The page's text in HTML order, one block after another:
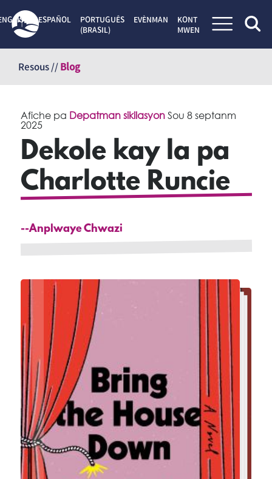
kontni
ESPAÑOL
PORTUGUÊS
(BRASIL)
EVÈNMAN
KONT
MWEN
Resous //Blog
Afiche pa Depatman sikilasyonSou 8 septanm
2025
Dekole kay la pa
Charlotte Runcie
--Anplwaye Chwazi